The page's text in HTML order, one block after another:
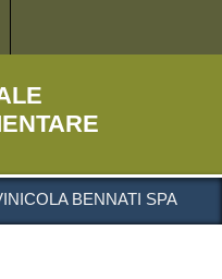
BENNATI SPA